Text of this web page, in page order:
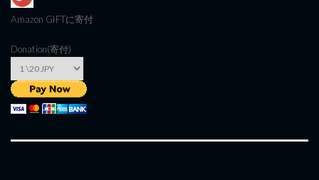
Amazon GIFTに寄付
Donation(寄付)